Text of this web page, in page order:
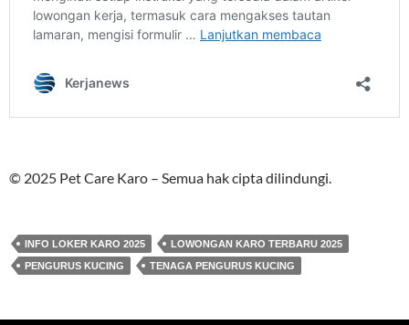
© 2025 Pet Care Karo – Semua hak cipta dilindungi.
INFO LOKER KARO 2025
LOWONGAN KARO TERBARU 2025
PENGURUS KUCING
TENAGA PENGURUS KUCING